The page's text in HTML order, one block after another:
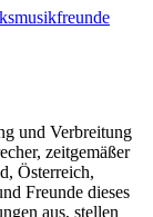
und Verbreitung
zeitgemäßer
Österreich,
Freunde dieses
aus, stellen